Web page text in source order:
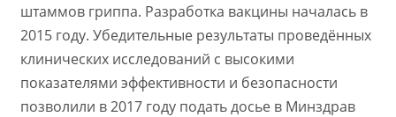
штаммов гриппа. Разработка вакцины началась в
2015 году. Убедительные результаты проведённых
клинических исследований с высокими
показателями эффективности и безопасности
позволили в 2017 году подать досье в Минздрав